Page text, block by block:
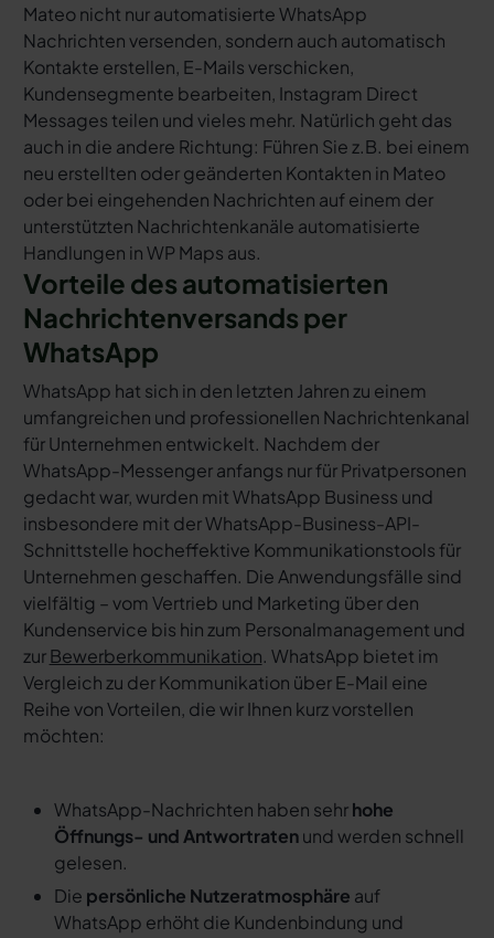
Mateo nicht nur automatisierte WhatsApp
Nachrichten versenden, sondern auch automatisch
Kontakte erstellen, E-Mails verschicken,
Kundensegmente bearbeiten, Instagram Direct
Messages teilen und vieles mehr. Natürlich geht das
auch in die andere Richtung: Führen Sie z.B. bei einem
neu erstellten oder geänderten Kontakten in Mateo
oder bei eingehenden Nachrichten auf einem der
unterstützten Nachrichtenkanäle automatisierte
Handlungen in WP Maps aus.
Vorteile des automatisierten
Nachrichtenversands per
WhatsApp
WhatsApp hat sich in den letzten Jahren zu einem
umfangreichen und professionellen Nachrichtenkanal
für Unternehmen entwickelt. Nachdem der
WhatsApp-Messenger anfangs nur für Privatpersonen
gedacht war, wurden mit WhatsApp Business und
insbesondere mit der WhatsApp-Business-API-
Schnittstelle hocheffektive Kommunikationstools für
Unternehmen geschaffen. Die Anwendungsfälle sind
vielfältig – vom Vertrieb und Marketing über den
Kundenservice bis hin zum Personalmanagement und
zurBewerberkommunikation. WhatsApp bietet im
Vergleich zu der Kommunikation über E-Mail eine
Reihe von Vorteilen, die wir Ihnen kurz vorstellen
möchten:
WhatsApp-Nachrichten haben sehrhohe
Öffnungs- und Antwortratenund werden schnell
gelesen.
Die persönliche Nutzeratmosphäre auf
WhatsApp erhöht die Kundenbindung und